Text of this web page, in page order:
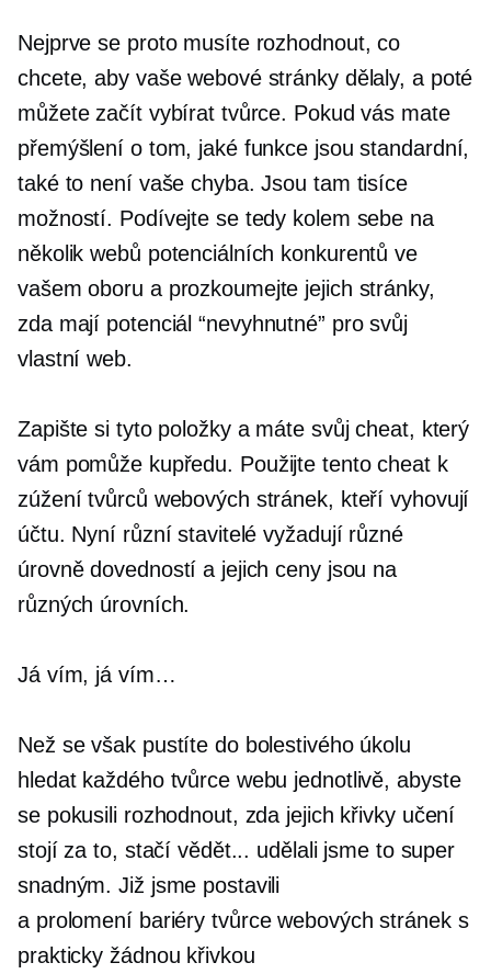
Nejprve se proto musíte rozhodnout, co
chcete, aby vaše webové stránky dělaly, a poté
můžete začít vybírat tvůrce. Pokud vás mate
přemýšlení o tom, jaké funkce jsou standardní,
také to není vaše chyba. Jsou tam tisíce
možností. Podívejte se tedy kolem sebe na
několik webů potenciálních konkurentů ve
vašem oboru a prozkoumejte jejich stránky,
zda mají potenciál“nevyhnutné” pro svůj
vlastní web.
Zapište si tyto položky a máte svůj cheat, který
vám pomůže kupředu. Použijte tento cheat k
zúžení tvůrců webových stránek, kteří vyhovují
účtu. Nyní různí stavitelé vyžadují různé
úrovně dovedností a jejich ceny jsou na
různých úrovních.
Já vím, já vím…
Než se však pustíte do bolestivého úkolu
hledat každého tvůrce webu jednotlivě, abyste
se pokusili rozhodnout, zda jejich křivky učení
stojí za to, stačí vědět... udělali jsme to super
snadným. Již jsme postavili
a prolomení bariéry tvůrce webových stránek s
prakticky žádnou křivkou